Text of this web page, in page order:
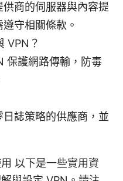
商的伺服器與內容提
守相關條款。
VPN？
保護網路傳輸，防毒
誌策略的供應商，並
以下是一些實用資